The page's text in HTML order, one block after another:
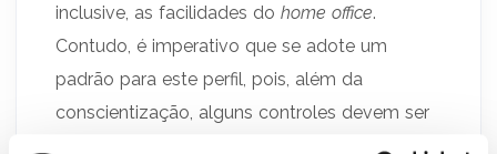
inclusive, as facilidades do home office.
Contudo, é imperativo que se adote um
padrão para este perfil, pois, além da
conscientização, alguns controles devem ser
entabulados, tendo em vista que o usuário